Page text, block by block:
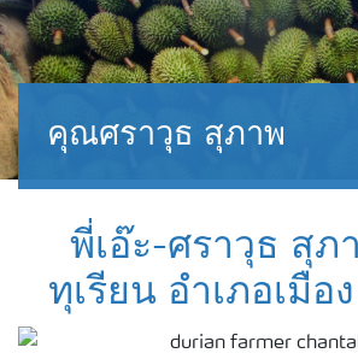
คุณศราวุธ สุภาพ
พี่เอ๊ะ-ศราวุธ สุภ
ทุเรียน อำเภอเมือ